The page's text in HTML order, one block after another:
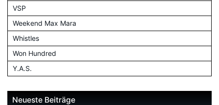
VSP
Weekend Max Mara
Whistles
Won Hundred
Y.A.S.
Neueste Beiträge